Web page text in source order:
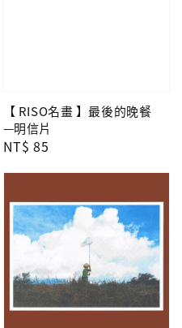
【 RISO名畫 】最後的晚餐
—明信片
Regular
NT$ 85